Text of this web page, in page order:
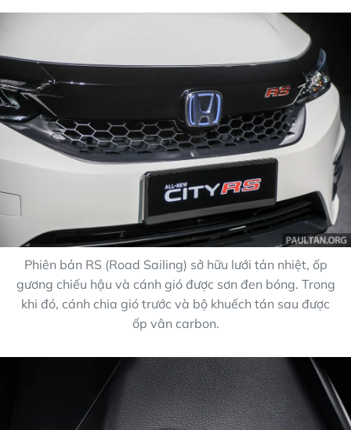
Phiên bản RS (Road Sailing) sở hữu lưới tản nhiệt, ốp
gương chiếu hậu và cánh gió được sơn đen bóng. Trong
khi đó, cánh chia gió trước và bộ khuếch tán sau được
ốp vân carbon.